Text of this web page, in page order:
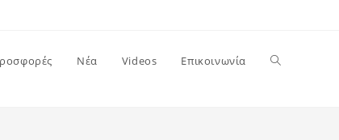
Νέα Videos Επικοινωνία Toggle